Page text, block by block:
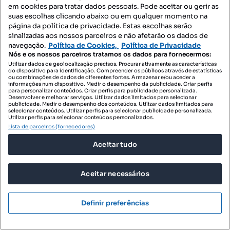
499 000 €4415,93 €/m²
T2 novo em Santa Catarina
em cookies para tratar dados pessoais. Pode aceitar ou gerir as
suas escolhas clicando abaixo ou em qualquer momento na
página da política de privacidade. Estas escolhas serão
sinalizadas aos nossos parceiros e não afetarão os dados de
navegação. Política de Cookies, Política de Privacidade
Nós e os nossos parceiros tratamos os dados para fornecermos:
Utilizar dados de geolocalização precisos. Procurar ativamente as características
do dispositivo para identificação. Compreender os públicos através de estatísticas
ou combinações de dados de diferentes fontes. Armazenar e/ou aceder a
informações num dispositivo. Medir o desempenho da publicidade. Criar perfis
para personalizar conteúdos. Criar perfis para publicidade personalizada.
Desenvolver e melhorar serviços. Utilizar dados limitados para selecionar
publicidade. Medir o desempenho dos conteúdos. Utilizar dados limitados para
selecionar conteúdos. Utilizar perfis para selecionar publicidade personalizada.
Utilizar perfis para selecionar conteúdos personalizados.
Lista de parceiros (fornecedores)
Aceitar tudo
Aceitar necessários
Definir preferências